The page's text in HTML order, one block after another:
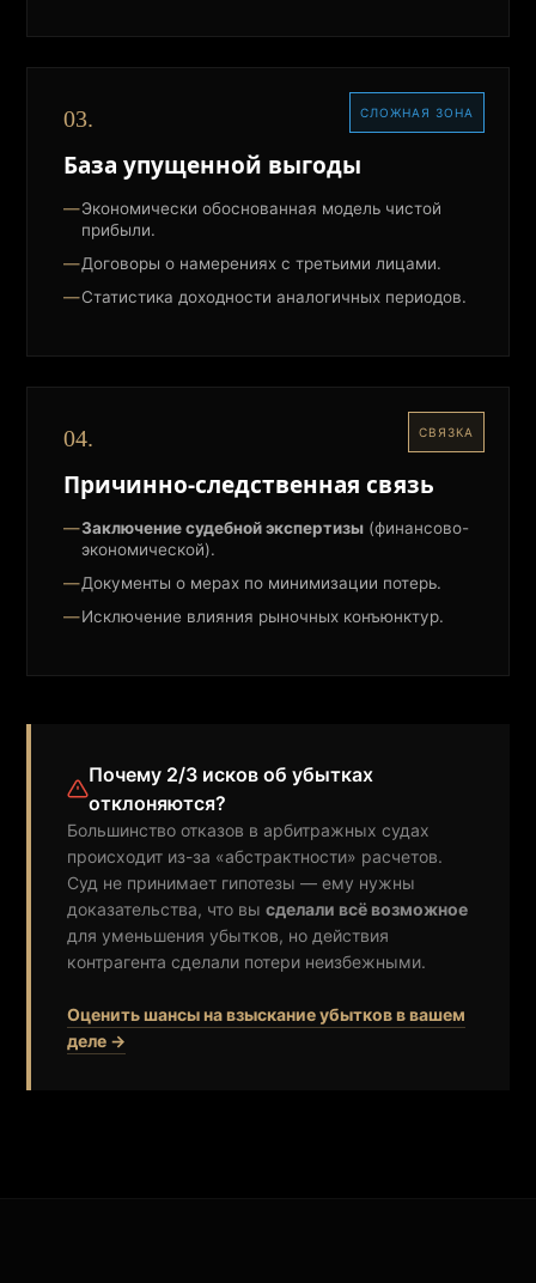
СЛОЖНАЯ ЗОНА
03.
База упущенной выгоды
Экономически обоснованная модель чистой
прибыли.
Договоры о намерениях с третьими лицами.
Статистика доходности аналогичных периодов.
СВЯЗКА
04.
Причинно-следственная связь
Заключение судебной экспертизы (финансово-
экономической).
Документы о мерах по минимизации потерь.
Исключение влияния рыночных конъюнктур.
Почему 2/3 исков об убытках
отклоняются?
Большинство отказов в арбитражных судах
происходит из-за «абстрактности» расчетов.
Суд не принимает гипотезы — ему нужны
доказательства, что высделали всё возможное
для уменьшения убытков, но действия
контрагента сделали потери неизбежными.
Оценить шансы на взыскание убытков в вашем
деле →